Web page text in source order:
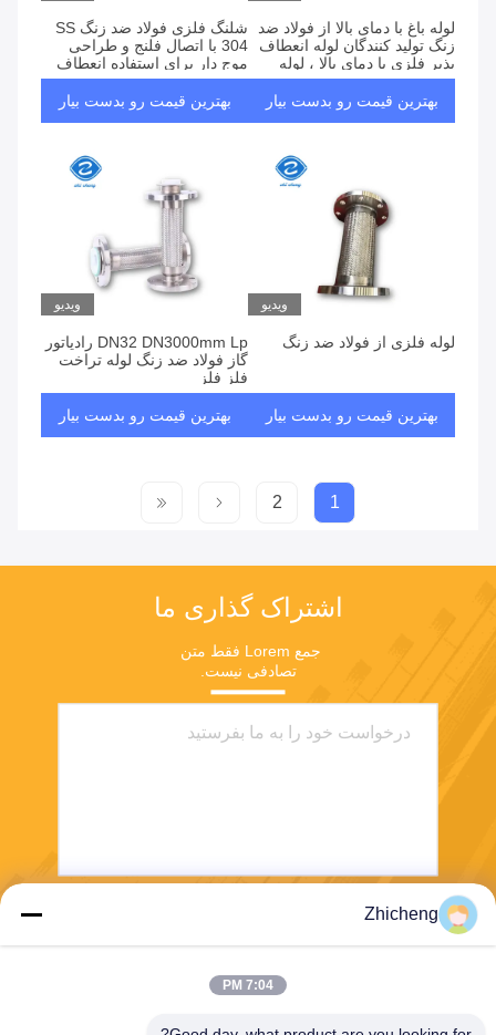
لوله باغ با دمای بالا از فولاد ضد
زنگ تولید کنندگان لوله انعطاف
پذیر فلزی با دمای بالا ، لوله
انعطاف پذیر فولاد ضد زنگ ،
سیستم هیدرولیکیماده شیمیایی
بهترین قیمت رو بدست بیار
شلنگ فلزی فولاد ضد زنگ SS
304 با اتصال فلنج و طراحی
موج دار برای استفاده انعطاف
پذیر
بهترین قیمت رو بدست بیار
ویدیو
لوله فلزی از فولاد ضد زنگ
بهترین قیمت رو بدست بیار
ویدیو
DN32 DN3000mm Lp رادیاتور
گاز فولاد ضد زنگ لوله تراخت
فلز فلز
بهترین قیمت رو بدست بیار
1
2
اشتراک گذاری ما
تصادفی نیست.
Zhicheng
7:04 PM